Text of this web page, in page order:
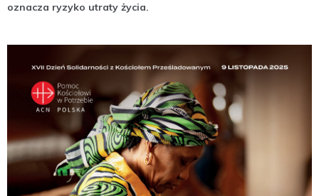
oznacza ryzyko utraty życia.